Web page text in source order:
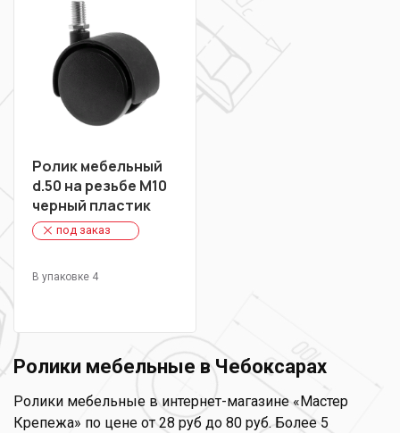
Ролик мебельный
d.50 на резьбе М10
черный пластик
под заказ
В упаковке 4
Ролики мебельные в Чебоксарах
Ролики мебельные в интернет-магазине «Мастер
Крепежа» по цене от 28 руб до 80 руб. Более 5